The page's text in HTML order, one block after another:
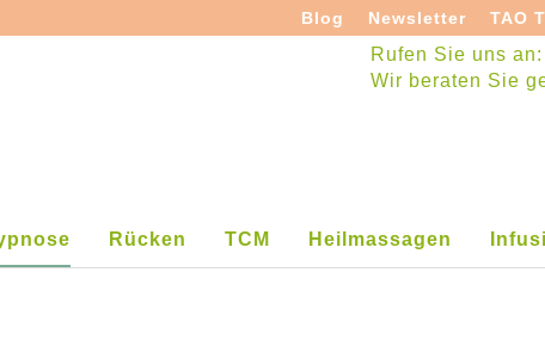
Blog Newsletter TAO
Rufen Sie uns an:
Wir beraten Sie
Rücken TCM Heilmassagen